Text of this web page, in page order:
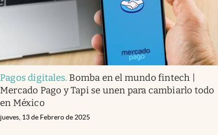
Pagos digitales. Bomba en el mundo fintech |
Mercado Pago y Tapi se unen para cambiarlo todo
en México
jueves, 13 de Febrero de 2025